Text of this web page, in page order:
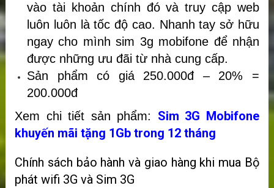
vào tài khoản chính đó và truy cập web
luôn luôn là tốc độ cao. Nhanh tay sở hữu
ngay cho mình sim 3g mobifone để nhận
được những ưu đãi từ nhà cung cấp.
Sản phẩm có giá 250.000đ – 20% =
200.000đ
Xem chi tiết sản phẩm: Sim 3G Mobifone
khuyến mãi tặng 1Gb trong 12 tháng
Chính sách bảo hành và giao hàng khi mua Bộ
phát wifi 3G và Sim 3G